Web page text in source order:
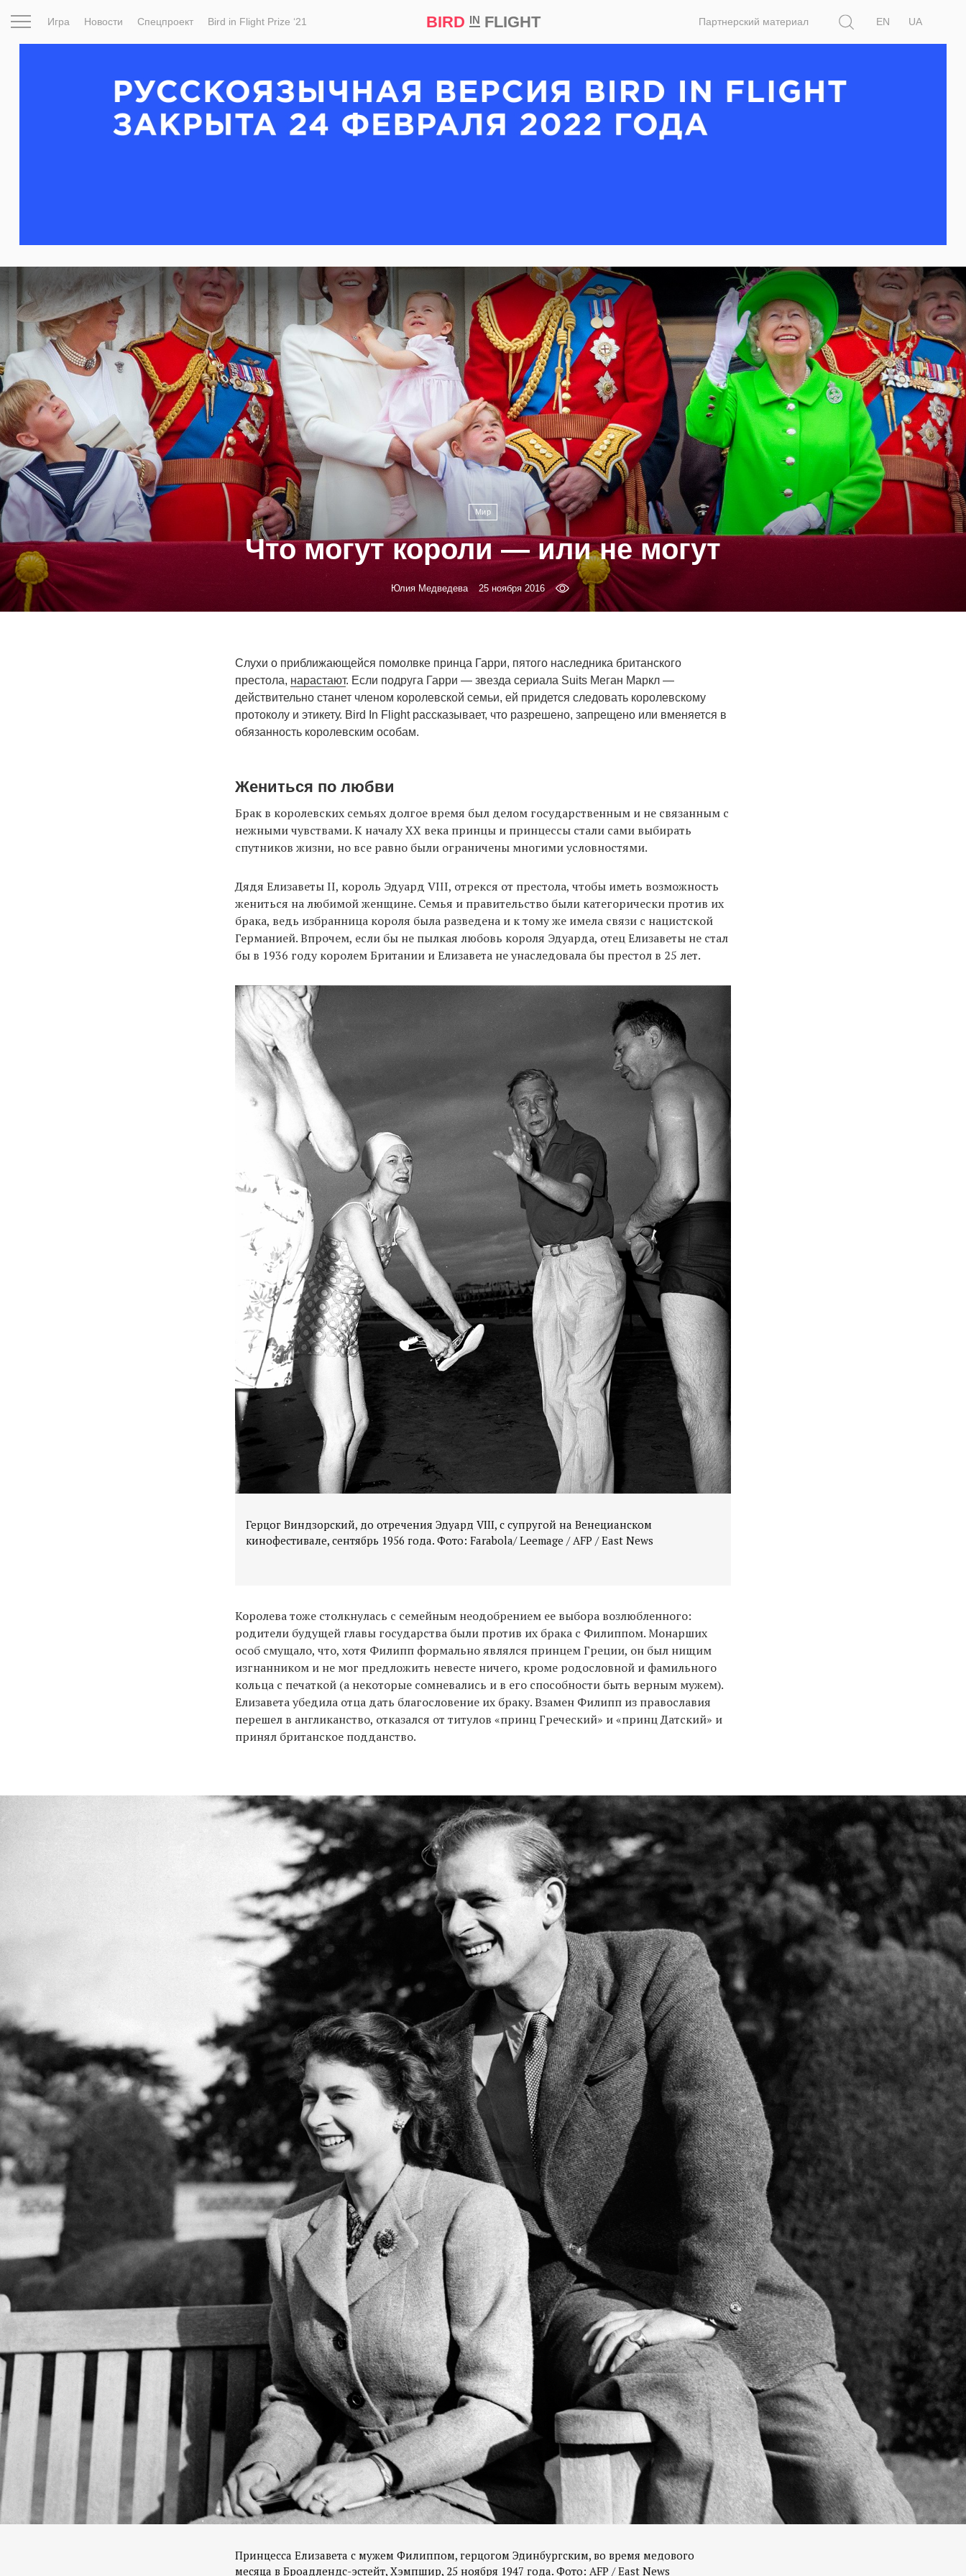
Игра Новости Спецпроект Bird in Flight Prize ‘21 BIRD INFLIGHT Партнерский материал
EN
UA
Мир
Что могут короли — или не могут
Юлия Медведева 25 ноября 2016
Слухи о приближающейся помолвке принца Гарри, пятого наследника британского
престола, нарастают. Если подруга Гарри — звезда сериала Suits Меган Маркл —
действительно станет членом королевской семьи, ей придется следовать королевскому
протоколу и этикету. Bird In Flight рассказывает, что разрешено, запрещено или вменяется в
обязанность королевским особам.
Жениться по любви
Брак в королевских семьях долгое время был делом государственным и не связанным с
нежными чувствами. К началу XX века принцы и принцессы стали сами выбирать
спутников жизни, но все равно были ограничены многими условностями.
Дядя Елизаветы II, король Эдуард VIII, отрекся от престола, чтобы иметь возможность
жениться на любимой женщине. Семья и правительство были категорически против их
брака, ведь избранница короля была разведена и к тому же имела связи с нацистской
Германией. Впрочем, если бы не пылкая любовь короля Эдуарда, отец Елизаветы не стал
бы в 1936 году королем Британии и Елизавета не унаследовала бы престол в 25 лет.
Герцог Виндзорский, до отречения Эдуард VIII, с супругой на Венецианском
кинофестивале, сентябрь 1956 года. Фото: Farabola/ Leemage / AFP / East News
Королева тоже столкнулась с семейным неодобрением ее выбора возлюбленного:
родители будущей главы государства были против их брака с Филиппом. Монарших
особ смущало, что, хотя Филипп формально являлся принцем Греции, он был нищим
изгнанником и не мог предложить невесте ничего, кроме родословной и фамильного
кольца с печаткой (а некоторые сомневались и в его способности быть верным мужем).
Елизавета убедила отца дать благословение их браку. Взамен Филипп из православия
перешел в англиканство, отказался от титулов «принц Греческий» и «принц Датский» и
принял британское подданство.
Принцесса Елизавета с мужем Филиппом, герцогом Эдинбургским, во время медового
месяца в Броадлендс-эстейт, Хэмпшир, 25 ноября 1947 года. Фото: AFP / East News